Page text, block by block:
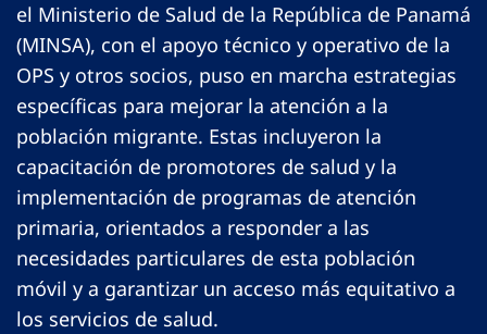
el Ministerio de Salud de la República de Panamá
(MINSA), con el apoyo técnico y operativo de la
OPS y otros socios, puso en marcha estrategias
específicas para mejorar la atención a la
población migrante. Estas incluyeron la
capacitación de promotores de salud y la
implementación de programas de atención
primaria, orientados a responder a las
necesidades particulares de esta población
móvil y a garantizar un acceso más equitativo a
los servicios de salud.